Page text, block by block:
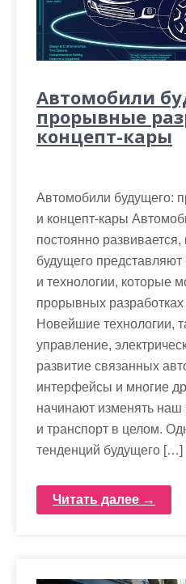
Автомобили
прорывные
концепт-кары
Автомобили будущего:
и концепт-кары
постоянно
будущего
и технологии, которые
прорывных разработках
Новейшие технологии,
управление,
развитие связанных
интерфейсы и многие
начинают изменять наш
и транспорт в целом.
тенденций будущего […]
Читать далее →